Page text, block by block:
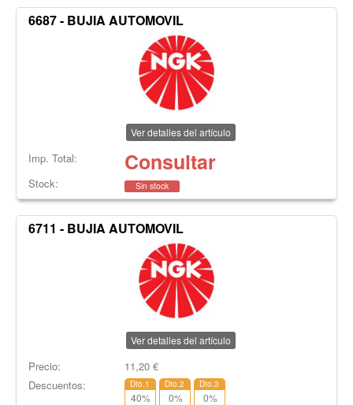
6687 - BUJIA AUTOMOVIL
Ver detalles del artículo
Imp. Total: Consultar
Stock: Sin stock
6711 - BUJIA AUTOMOVIL
Ver detalles del artículo
Precio: 11,20€
Descuentos:
Dto.1
40%
Dto.2
0%
Dto.3
0%